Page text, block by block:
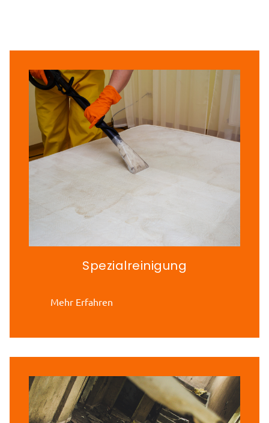
Spezialreinigung
Mehr Erfahren